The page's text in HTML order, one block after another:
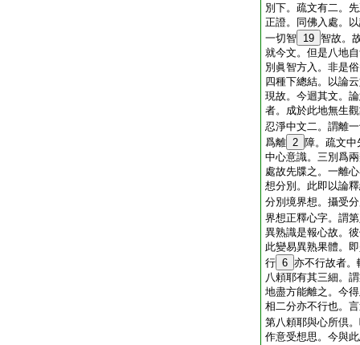
別下。疏文有二。
正證。同佛入處。
一切智 19 智故。
就今文。但是八地
別眞智方入。非是
四種下總結。以論
現故。今迴其文。
者。成於此地無生
忍淨中文二。謂離
爲離 2 障。疏文
中心意識。三別爲
處故先牒之。一離
想分別。此即以論
分別境界想。攝受
界想正釋心字。謂
異熟識是報心故。
此變易異熟果體。
行 6 亦不行故者。
八頼耶有其三細。
地盡方能離之。今
相二分亦不行也。
第八頼耶與心所倶
作意受想思。今與